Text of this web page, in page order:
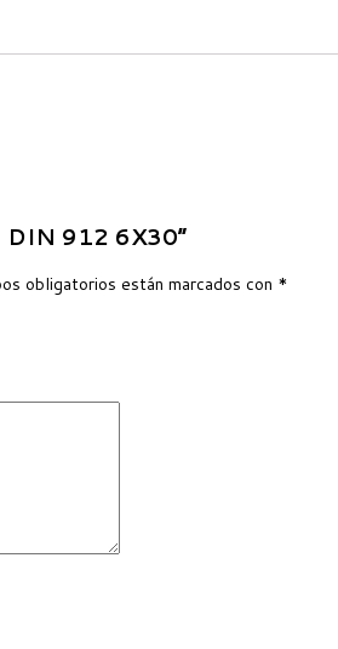
912 6X30”
obligatorios están marcados con *